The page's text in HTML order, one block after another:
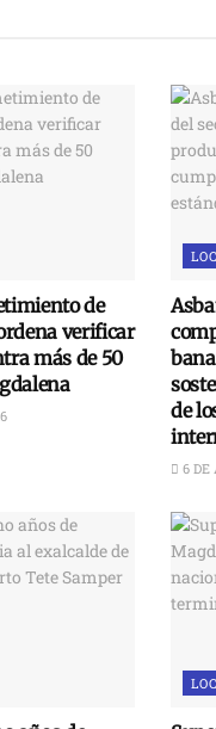
de
verificar
más de 50
de
6 DE